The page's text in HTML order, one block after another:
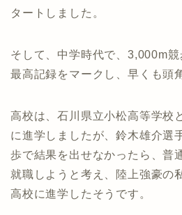
タートしました。
そして、中学時代で、3,000m
最高記録をマークし、早くも頭
高校は、石川県立小松高等学校
に進学しましたが、鈴木雄介選
歩で結果を出せなかったら、普
就職しようと考え、陸上強豪の
高校に進学したそうです。